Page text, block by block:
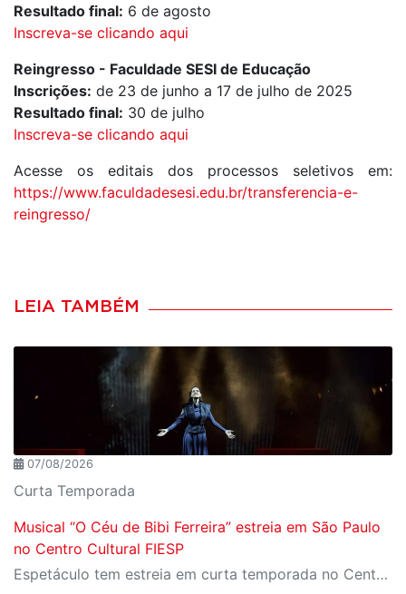
Resultado final: 6 de agosto
Inscreva-se clicando aqui
Reingresso - Faculdade SESI de Educação
Inscrições: de 23 de junho a 17 de julho de 2025
Resultado final: 30 de julho
Inscreva-se clicando aqui
Acesse os editais dos processos seletivos em:
https://www.faculdadesesi.edu.br/transferencia-e-
reingresso/
LEIA TAMBÉM
07/08/2026
Curta Temporada
Musical “O Céu de Bibi Ferreira” estreia em São Paulo
no Centro Cultural FIESP
Espetáculo tem estreia em curta temporada no Centro Cultural FIESP, no dia 20 de agosto, às 20h.